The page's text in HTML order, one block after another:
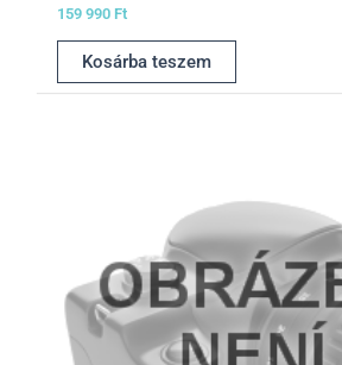
159 990 Ft
Kosárba teszem